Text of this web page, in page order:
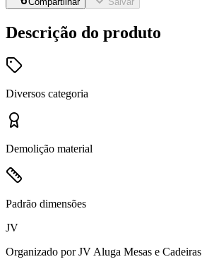
Descrição do produto
Diversos categoria
Demolição material
Padrão dimensões
JV
Organizado porJV Aluga Mesas e Cadeiras